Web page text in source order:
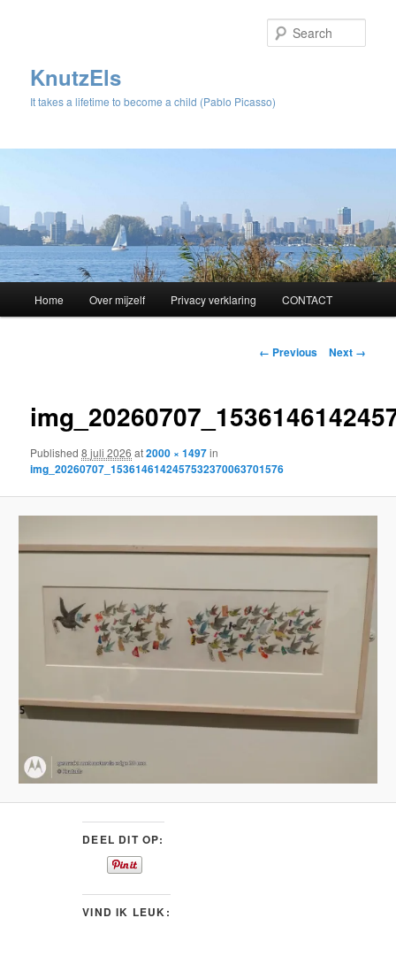
KnutzEls
It takes a lifetime to become a child (Pablo Picasso)
Skip
content
Home Over mijzelf Privacy verklaring CONTACT
Image
← Previous Next →
Published8 juli 2026 at2000 × 1497in
img_20260707_1536146142457532370063701576
DEEL DIT OP:
VIND IK LEUK: